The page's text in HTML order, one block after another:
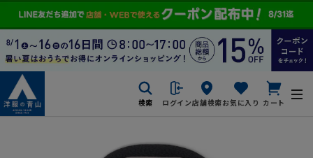
検索 ログイン店舗検索お気に入り カート